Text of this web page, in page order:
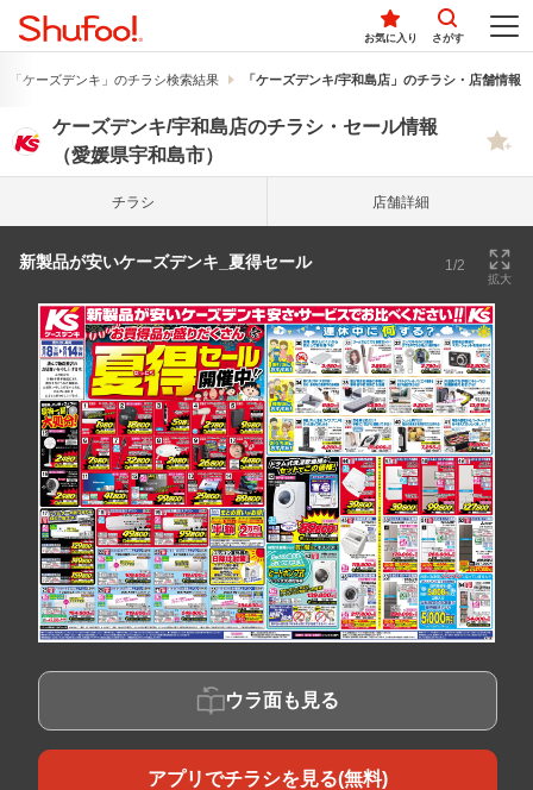
お気に入り さがす
「ケーズデンキ」のチラシ検索結果 「ケーズデンキ/宇和島店」のチラシ・店舗情報
ケーズデンキ/宇和島店のチラシ・セール情報
（愛媛県宇和島市）
チラシ 店舗詳細
新製品が安いケーズデンキ_夏得セール 1/2
拡大
ウラ面も見る
アプリでチラシを見る(無料)